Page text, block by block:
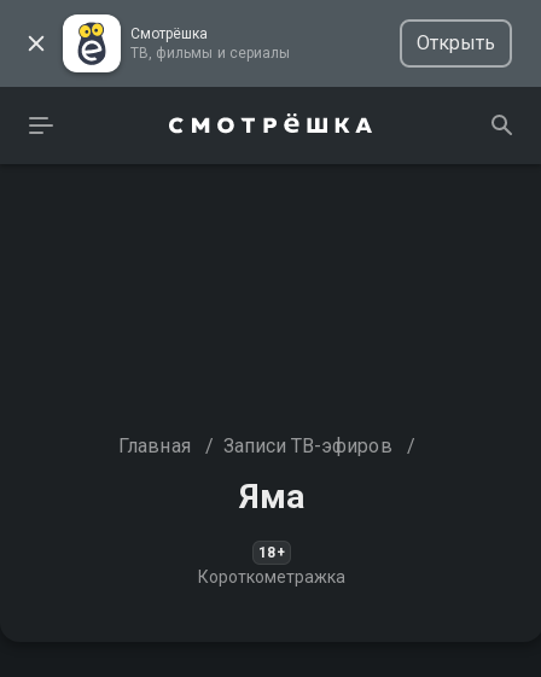
Смотрёшка
ТВ, фильмы и сериалы
Открыть
Главная / Записи ТВ-эфиров /
Яма
18+
Короткометражка